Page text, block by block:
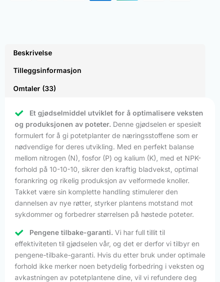
Beskrivelse
Tilleggsinformasjon
Omtaler (33)
Et gjødselmiddel utviklet for å optimalisere veksten
og produksjonen av poteter. Denne gjødselen er spesielt
formulert for å gi potetplanter de næringsstoffene som er
nødvendige for deres utvikling. Med en perfekt balanse
mellom nitrogen (N), fosfor (P) og kalium (K), med et NPK-
forhold på 10-10-10, sikrer den kraftig bladvekst, optimal
forankring og rikelig produksjon av velformede knoller.
Takket være sin komplette handling stimulerer den
dannelsen av nye røtter, styrker plantens motstand mot
sykdommer og forbedrer størrelsen på høstede poteter.
Pengene tilbake-garanti. Vi har full tillit til
effektiviteten til gjødselen vår, og det er derfor vi tilbyr en
pengene-tilbake-garanti. Hvis du etter bruk under optimale
forhold ikke merker noen betydelig forbedring i veksten og
avkastningen av potetplantene dine, vil vi refundere deg